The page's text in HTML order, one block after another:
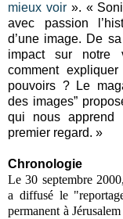
mieux voir». «
avec passion
d’une image. De
impact sur notre
comment
pouvoirs ? Le
des images”
qui nous
premier regard. »
Chronologie
Le 30 septembre
a diffusé le
permanent à